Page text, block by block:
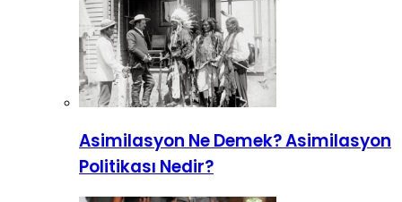
Asimilasyon Ne Demek? Asimilasyon
Politikası Nedir?